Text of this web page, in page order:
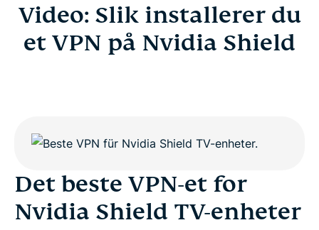
Video: Slik installerer du
et VPN på Nvidia Shield
Det beste VPN-et for
Nvidia Shield TV-enheter